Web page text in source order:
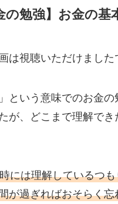
の勉強】お金の基
は視聴いただけました
という意味でのお金
が、どこまで理解で
には理解しているつ
が過ぎればおそらく忘